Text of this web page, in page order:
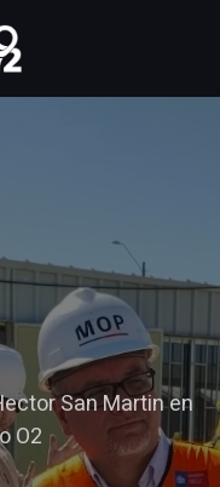
San Martinen
O2